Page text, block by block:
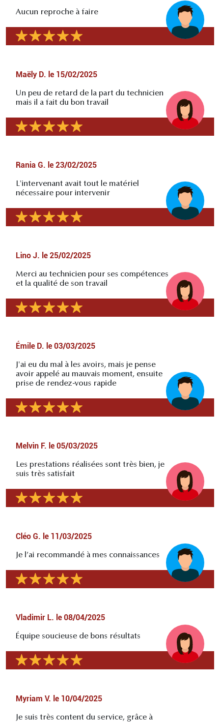
Aucun reproche à faire
Maëly D. le 15/02/2025
Un peu de retard de la part du technicien
mais il a fait du bon travail
Rania G. le 23/02/2025
L'intervenant avait tout le matériel
nécessaire pour intervenir
Lino J. le 25/02/2025
Merci au technicien pour ses compétences
et la qualité de son travail
Émile D. le 03/03/2025
J'ai eu du mal à les avoirs, mais je pense
avoir appelé au mauvais moment, ensuite
prise de rendez-vous rapide
Melvin F. le 05/03/2025
Les prestations réalisées sont très bien, je
suis très satisfait
Cléo G. le 11/03/2025
Je l’ai recommandé à mes connaissances
Vladimir L. le 08/04/2025
Équipe soucieuse de bons résultats
Myriam V. le 10/04/2025
Je suis très content du service, grâce à